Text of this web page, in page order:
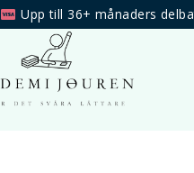
Upp till 36+ månaders